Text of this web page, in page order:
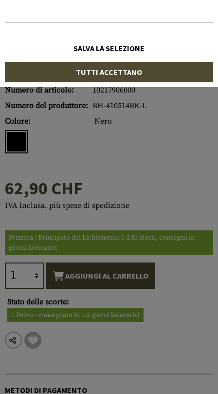
Numero di articolo:
10217906000
Numero del produttore: BH-410514BK-L
Colore:
Nero
62,90 CHF
IVA inclusa, più spese di spedizione
Svizzera / Principato del Lichtenstein 1-2 In stock, consegna in
giorni lavorativi
AGGIUNGI AL CARRELLO
Stato delle scorte:
1 Pezzo - consegnato in 1-2 giorni lavorativi
METODI DI PAGAMENTO
SALVA LA SELEZIONE
TUTTI ACCETTANO